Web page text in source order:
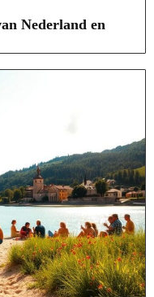
Nederland en